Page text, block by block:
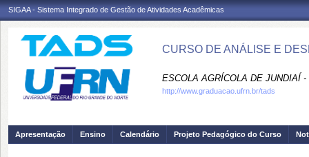
SIGAA - Sistema Integrado de Gestão de Atividades Acadêmicas
CURSO DE ANÁLISE E
ESCOLA AGRÍCOLA DE JUNDIAÍ -
http://www.graduacao.ufrn.br/tads
Apresentação Ensino Calendário Projeto Pedagógico do Curso